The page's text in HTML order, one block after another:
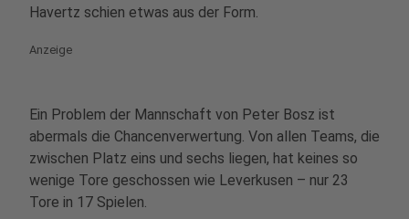
Havertz schien etwas aus der Form.
Anzeige
Ein Problem der Mannschaft von Peter Bosz ist
abermals die Chancenverwertung. Von allen Teams, die
zwischen Platz eins und sechs liegen, hat keines so
wenige Tore geschossen wie Leverkusen – nur 23
Tore in 17 Spielen.